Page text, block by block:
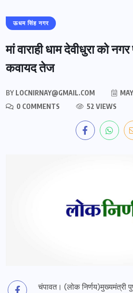
ऊधम सिंह नगर
मां वाराही धाम देवीधुरा को
कवायद तेज
BY LOCNIRNAY@GMAIL.COM
0 COMMENTS
52 VIEWS
चंपावत। (लोक निर्णय)मुख्यमंत्री